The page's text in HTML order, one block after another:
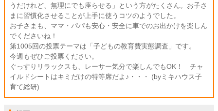
うだけれど、無理にでも座らせる」という方がたくさん。お子さ
まに習慣化させることが上手に使うコツのようでした。
お子さまも、ママ・パパも安心・安全に車でのお出かけを楽しん
でくださいね！
第1005回の投票テーマは「子どもの教育費実態調査」です。
今週もぜひご投票ください。
ぐっすりリラックスも、レーサー気分で楽しんでもOK！ チャ
イルドシートはキミだけの特等席だよ♪・・・ (byミキハウス子
育て総研)